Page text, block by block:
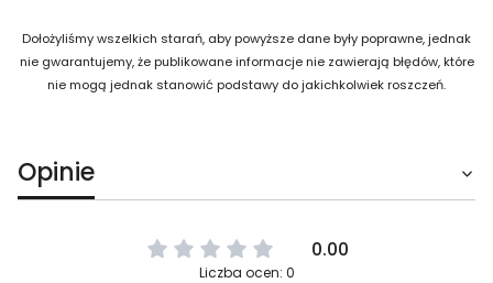
Dołożyliśmy wszelkich starań, aby powyższe dane były poprawne, jednak
nie gwarantujemy, że publikowane informacje nie zawierają błędów, które
nie mogą jednak stanowić podstawy do jakichkolwiek roszczeń.
Opinie
0.00
Liczba ocen: 0